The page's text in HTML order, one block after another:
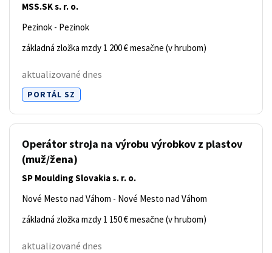
MSS.SK s. r. o.
Pezinok - Pezinok
základná zložka mzdy 1 200 € mesačne (v hrubom)
aktualizované dnes
PORTÁL SZ
Operátor stroja na výrobu výrobkov z plastov
(muž/žena)
SP Moulding Slovakia s. r. o.
Nové Mesto nad Váhom - Nové Mesto nad Váhom
základná zložka mzdy 1 150 € mesačne (v hrubom)
aktualizované dnes